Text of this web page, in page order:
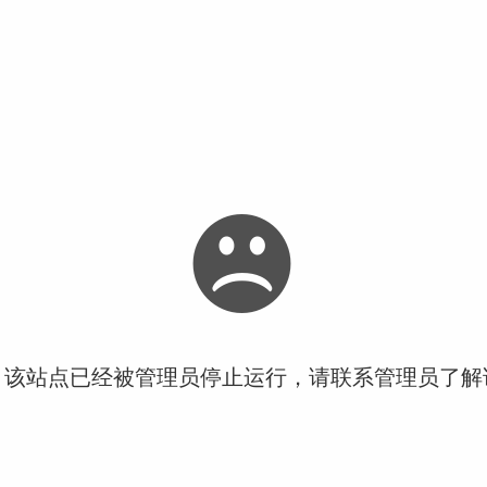
站点已经被管理员停止运行，请联系管理员了